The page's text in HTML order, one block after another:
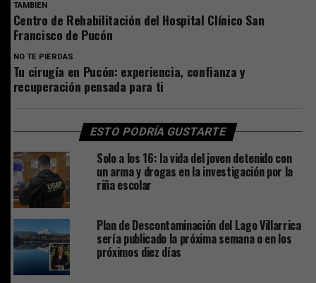
TAMBIEN
Centro de Rehabilitación del Hospital Clínico San
Francisco de Pucón
NO TE PIERDAS
Tu cirugía en Pucón: experiencia, confianza y
recuperación pensada para ti
ESTO PODRÍA GUSTARTE
Solo a los 16: la vida del joven detenido con
un arma y drogas en la investigación por la
riña escolar
Plan de Descontaminación del Lago Villarrica
sería publicado la próxima semana o en los
próximos diez días